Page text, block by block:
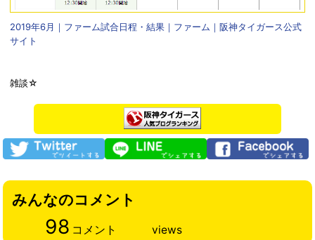
2019年6月｜ファーム試合日程・結果｜ファーム｜阪神タイガース公式
サイト
雑談☆
みんなのコメント
98 コメント views